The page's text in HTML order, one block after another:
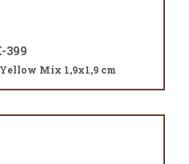
399
Mix 1,9x1,9 cm